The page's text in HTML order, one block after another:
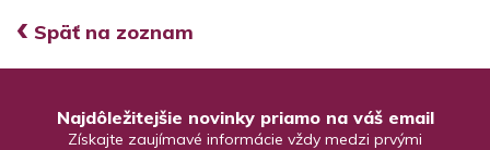
‹ Späť na zoznam
Najdôležitejšie novinky priamo na váš email
Získajte zaujímavé informácie vždy medzi prvými